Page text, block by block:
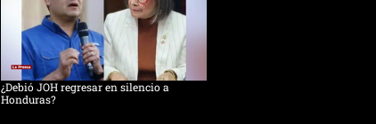
¿Debió JOH regresar en silencio a
Honduras?